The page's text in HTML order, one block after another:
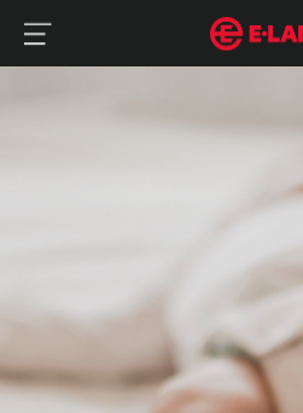
여름철 아기 체온 관리 방법
매거진 상세보기